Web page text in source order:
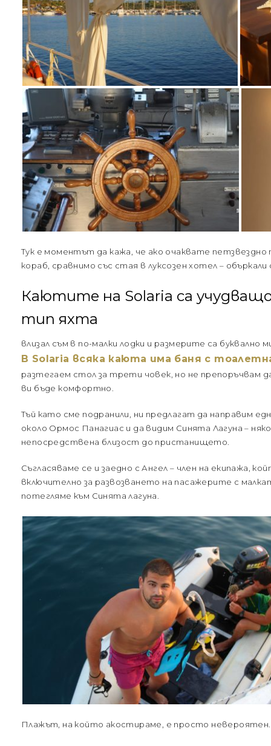
Тук е моментът да кажа, че ако очаквате петзвездно
кораб, сравнимо със стая в луксозен хотел –
Каютите на Solaria са
тип яхта
влизал съм в по-малки лодки и размерите са буквално
В Solaria всяка каюта има баня с
разтегаем стол за трети човек, но не препоръчвам
ви бъде комфортно.
Тъй като сме подранили, ни предлагат да направим
около Ормос Панагиас и да видим Синята Лагуна –
непосредствена близост до пристанището.
Съгласяваме се и заедно с Ангел – член на екипажа,
включително за развозването на пасажерите с
потегляме към Синята лагуна.
Плажът, на който акостираме, е просто невероятен.